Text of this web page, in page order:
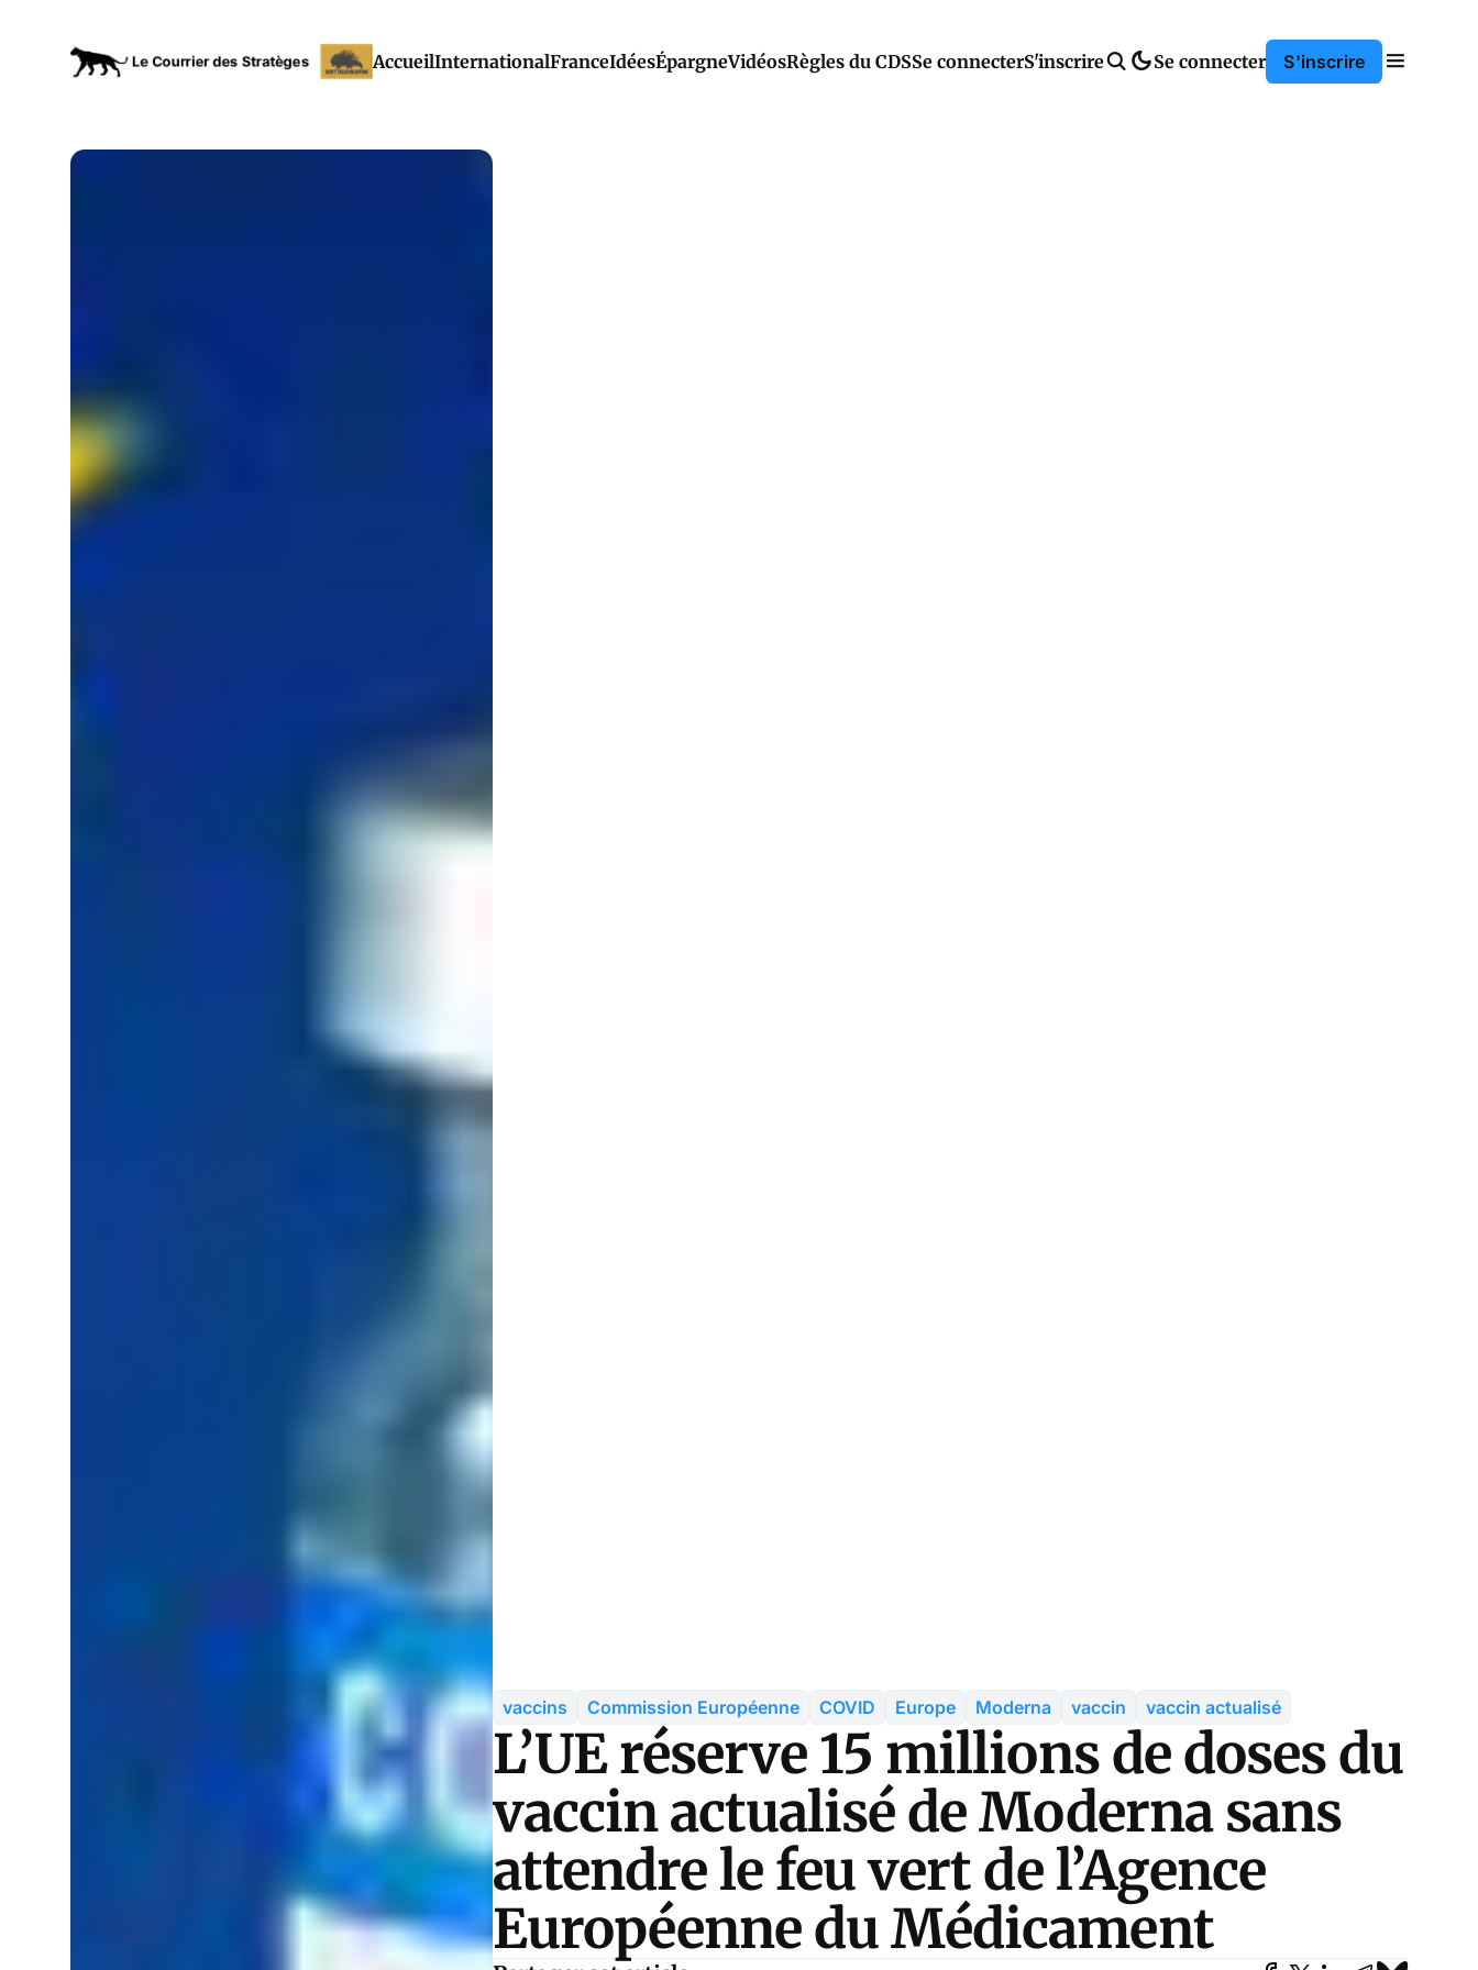
AccueilInternationalFranceIdéesÉpargneVidéosRègles du CDSSe connecterS'inscrire Se connecter S'inscrire
vaccins Commission Européenne COVID Europe Moderna vaccin vaccin actualisé
L’UE réserve 15 millions de doses du
vaccin actualisé de Moderna sans
attendre le feu vert de l’Agence
Européenne du Médicament